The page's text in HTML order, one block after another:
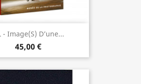
- Image(s) D’une...
45,00 €
Aperçu rapide